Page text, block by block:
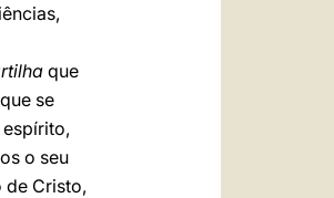
que
se
o seu
de Cristo,